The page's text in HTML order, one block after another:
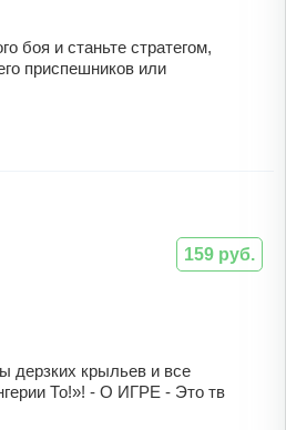
боя и станьте стратегом,
приспешников или
дерзких крыльев и все
То!»! - О ИГРЕ - Это тв
159 руб.